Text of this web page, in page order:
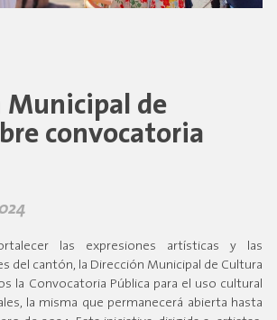
Municipal de
convocatoria
las expresiones artísticas y las
del cantón, la Dirección Municipal de Cultura
la Convocatoria Pública para el uso cultural
la misma que permanecerá abierta hasta